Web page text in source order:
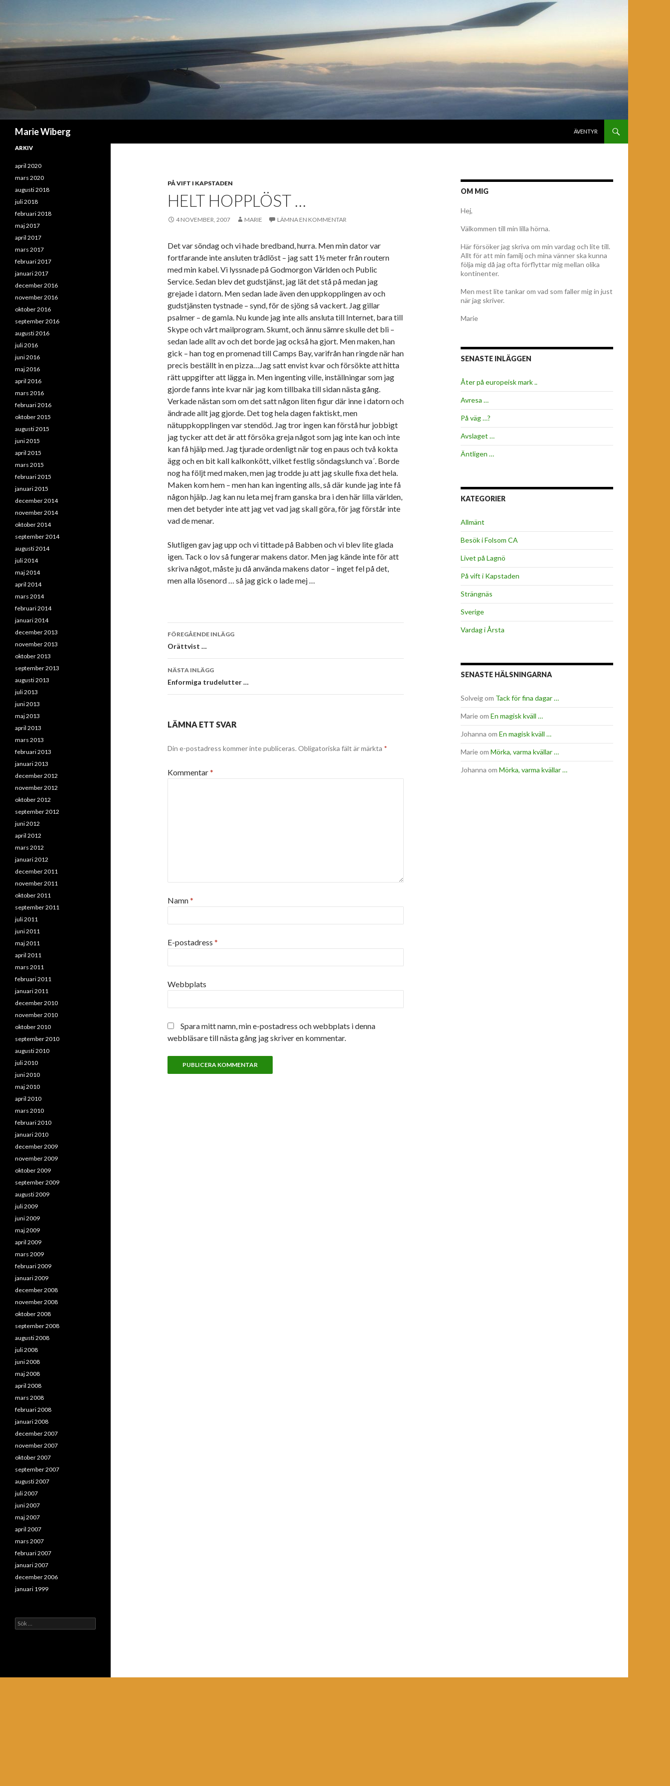
Marie Wiberg
ÄVENTYR
PÅ VIFT I KAPSTADEN
HELT HOPPLÖST …
4 NOVEMBER, 2007 MARIE LÄMNA EN KOMMENTAR
Det var söndag och vi hade bredband, hurra. Men min dator var
fortfarande inte ansluten trådlöst – jag satt 1½ meter från routern
med min kabel. Vi lyssnade på Godmorgon Världen och Public
Service. Sedan blev det gudstjänst, jag lät det stå på medan jag
grejade i datorn. Men sedan lade även den uppkopplingen av och
gudstjänsten tystnade – synd, för de sjöng så vackert. Jag gillar
psalmer – de gamla. Nu kunde jag inte alls ansluta till Internet, bara till
Skype och vårt mailprogram. Skumt, och ännu sämre skulle det bli –
sedan lade allt av och det borde jag också ha gjort. Men maken, han
gick – han tog en promenad till Camps Bay, varifrån han ringde när han
precis beställt in en pizza…Jag satt envist kvar och försökte att hitta
rätt uppgifter att lägga in. Men ingenting ville, inställningar som jag
gjorde fanns inte kvar när jag kom tillbaka till sidan nästa gång.
Verkade nästan som om det satt någon liten figur där inne i datorn och
ändrade allt jag gjorde. Det tog hela dagen faktiskt, men
nätuppkopplingen var stendöd. Jag tror ingen kan förstå hur jobbigt
jag tycker att det är att försöka greja något som jag inte kan och inte
kan få hjälp med. Jag tjurade ordenligt när tog en paus och två kokta
ägg och en bit kall kalkonkött, vilket festlig söndagslunch va´. Borde
nog ha följt med maken, men jag trodde ju att jag skulle fixa det hela.
Maken kom hem – men han kan ingenting alls, så där kunde jag inte få
någon hjälp. Jag kan nu leta mej fram ganska bra i den här lilla världen,
men det betyder inte att jag vet vad jag skall göra, för jag förstår inte
vad de menar.
Slutligen gav jag upp och vi tittade på Babben och vi blev lite glada
igen. Tack o lov så fungerar makens dator. Men jag kände inte för att
skriva något, måste ju då använda makens dator – inget fel på det,
men alla lösenord … så jag gick o lade mej …
Inläggsnavigering
FÖREGÅENDE INLÄGG
Orättvist …
NÄSTA INLÄGG
Enformiga trudelutter …
LÄMNA ETT SVAR
Din e-postadress kommer inte publiceras. Obligatoriska fält är märkta *
Kommentar*
Namn*
E-postadress *
Webbplats
Spara mitt namn, min e-postadress och webbplats i denna
webbläsare till nästa gång jag skriver en kommentar.
OM MIG
Hej,
Välkommen till min lilla hörna.
Här försöker jag skriva om min vardag och lite till.
Allt för att min familj och mina vänner ska kunna
följa mig då jag ofta förflyttar mig mellan olika
kontinenter.
Men mest lite tankar om vad som faller mig in just
när jag skriver.
Marie
SENASTE INLÄGGEN
Åter på europeisk mark ..
Avresa …
På väg …?
Avslaget …
Äntligen …
KATEGORIER
Allmänt
Besök i Folsom CA
Livet på Lagnö
På vift i Kapstaden
Strängnäs
Sverige
Vardag i Årsta
SENASTE HÄLSNINGARNA
Solveigom Tack för fina dagar …
Marieom En magisk kväll …
Johanna om En magisk kväll …
Marieom Mörka, varma kvällar …
Johanna om Mörka, varma kvällar …
ARKIV
april 2020
mars 2020
augusti 2018
juli 2018
februari 2018
maj 2017
april 2017
mars 2017
februari 2017
januari 2017
december 2016
november 2016
oktober 2016
september 2016
augusti 2016
juli 2016
juni 2016
maj 2016
april 2016
mars 2016
februari 2016
oktober 2015
augusti 2015
juni 2015
april 2015
mars 2015
februari 2015
januari 2015
december 2014
november 2014
oktober 2014
september 2014
augusti 2014
juli 2014
maj 2014
april 2014
mars 2014
februari 2014
januari 2014
december 2013
november 2013
oktober 2013
september 2013
augusti 2013
juli 2013
juni 2013
maj 2013
april 2013
mars 2013
februari 2013
januari 2013
december 2012
november 2012
oktober 2012
september 2012
juni 2012
april 2012
mars 2012
januari 2012
december 2011
november 2011
oktober 2011
september 2011
juli 2011
juni 2011
maj 2011
april 2011
mars 2011
februari 2011
januari 2011
december 2010
november 2010
oktober 2010
september 2010
augusti 2010
juli 2010
juni 2010
maj 2010
april 2010
mars 2010
februari 2010
januari 2010
december 2009
november 2009
oktober 2009
september 2009
augusti 2009
juli 2009
juni 2009
maj 2009
april 2009
mars 2009
februari 2009
januari 2009
december 2008
november 2008
oktober 2008
september 2008
augusti 2008
juli 2008
juni 2008
maj 2008
april 2008
mars 2008
februari 2008
januari 2008
december 2007
november 2007
oktober 2007
september 2007
augusti 2007
juli 2007
juni 2007
maj 2007
april 2007
mars 2007
februari 2007
januari 2007
december 2006
januari 1999
Sök
efter: